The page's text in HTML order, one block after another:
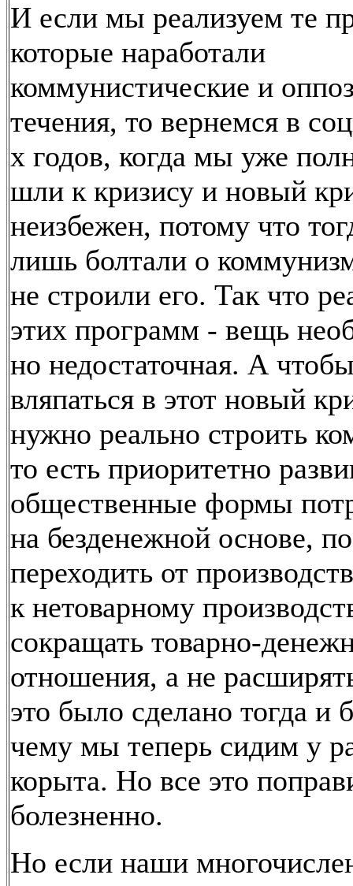
И если мы реализуем те
которые наработали
коммунистические и
течения, то вернемся в
х годов, когда мы уже
шли к кризису и новый
неизбежен, потому что
лишь болтали о
не строили его. Так что
этих программ - вещь
но недостаточная. А
вляпаться в этот новый
нужно реально строить
то есть приоритетно
общественные формы
на безденежной основе,
переходить от
к нетоварному
сокращать товарно-
отношения, а не
это было сделано тогда и
чему мы теперь сидим у
корыта. Но все это
болезненно.
Но если наши